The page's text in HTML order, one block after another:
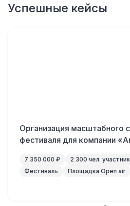
Успешные кейсы
Организация масштабного
фестиваля для компании
7 350 000 ₽
2 300 чел.
Фестиваль
Площадка Open air